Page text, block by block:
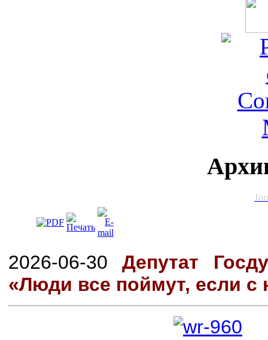
2026-06-30Депутат
«Люди все поймут, если с